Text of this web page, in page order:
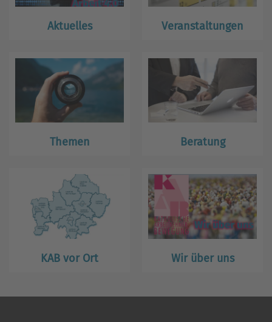
Aktuelles Veranstaltungen
Themen Beratung
KAB vor Ort Wir über uns